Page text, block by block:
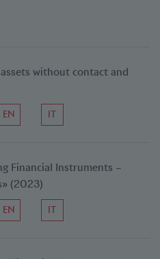
without contact and
EN IT
Financial Instruments –
(2023)
EN IT